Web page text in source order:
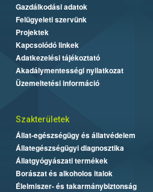
Gazdálkodási adatok
Felügyeleti szervünk
Projektek
Kapcsolódó linkek
Adatkezelési tájékoztató
Akadálymentességi nyilatkozat
Üzemeltetési információ
Szakterületek
Állat-egészségügy és állatvédelem
Állategészségügyi diagnosztika
Állatgyógyászati termékek
Borászat és alkoholos italok
Élelmiszer- és takarmánybiztonság